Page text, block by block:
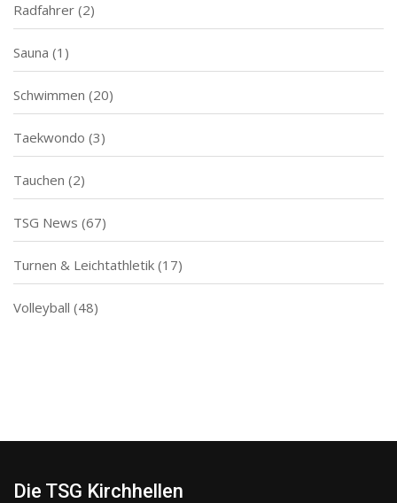
Radfahrer (2)
Sauna (1)
Schwimmen (20)
Taekwondo (3)
Tauchen (2)
TSG News (67)
Turnen & Leichtathletik (17)
Volleyball (48)
Die TSG Kirchhellen